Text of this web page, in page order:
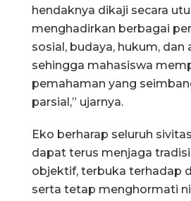
hendaknya dikaji secara
menghadirkan berbagai
sosial, budaya, hukum, dan
sehingga mahasiswa
pemahaman yang
parsial,” ujarnya.
Eko berharap seluruh
dapat terus menjaga
objektif, terbuka terhadap
serta tetap menghormati